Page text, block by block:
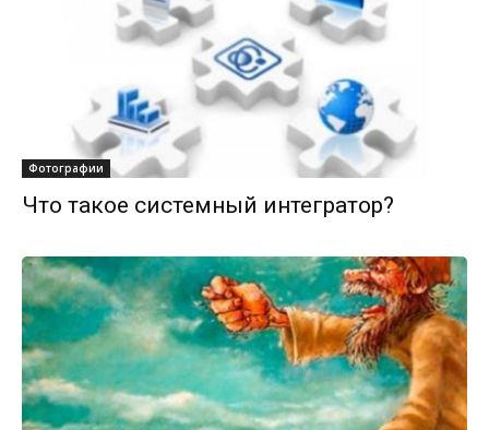
Фотографии
Что такое системный интегратор?